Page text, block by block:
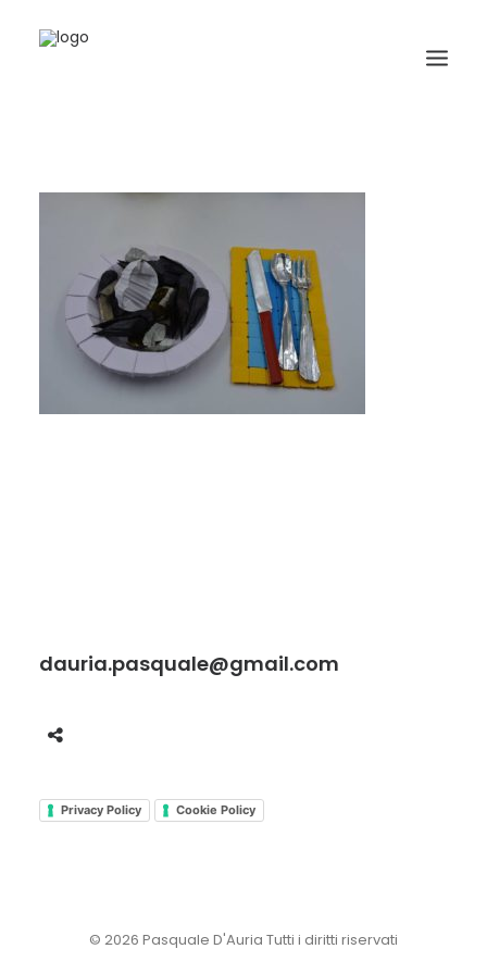
BIOGRAFIA
GALLERIA
GIORNALE
RICERCA
dauria.pasquale@gmail.com
Privacy Policy Cookie Policy
© 2026 Pasquale D'Auria Tutti i diritti riservati